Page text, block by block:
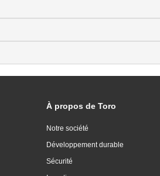
À propos de Toro
Notre société
Développement durable
Sécurité